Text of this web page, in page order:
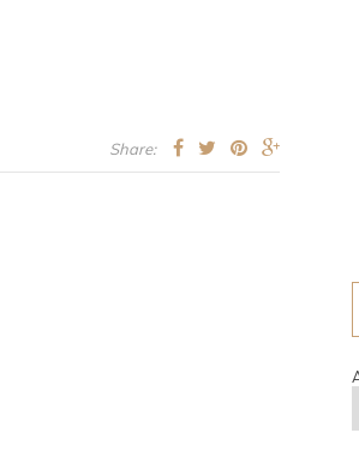
Share: